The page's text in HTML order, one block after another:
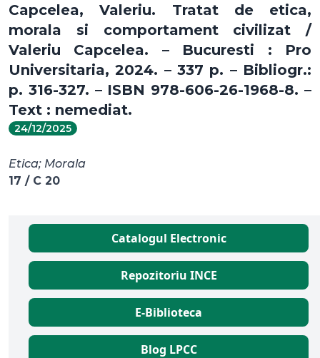
Capcelea, Valeriu. Tratat de etica,
morala si comportament civilizat /
Valeriu Capcelea. – Bucuresti : Pro
Universitaria, 2024. – 337 p. – Bibliogr.:
p. 316-327. – ISBN 978-606-26-1968-8. –
Text : nemediat.
24/12/2025
Etica; Morala
17 / C 20
Catalogul Electronic
Repozitoriu INCE
E-Biblioteca
Blog LPCC